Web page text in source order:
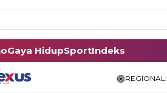
Gaya HidupSportIndeks
REGIONAL: